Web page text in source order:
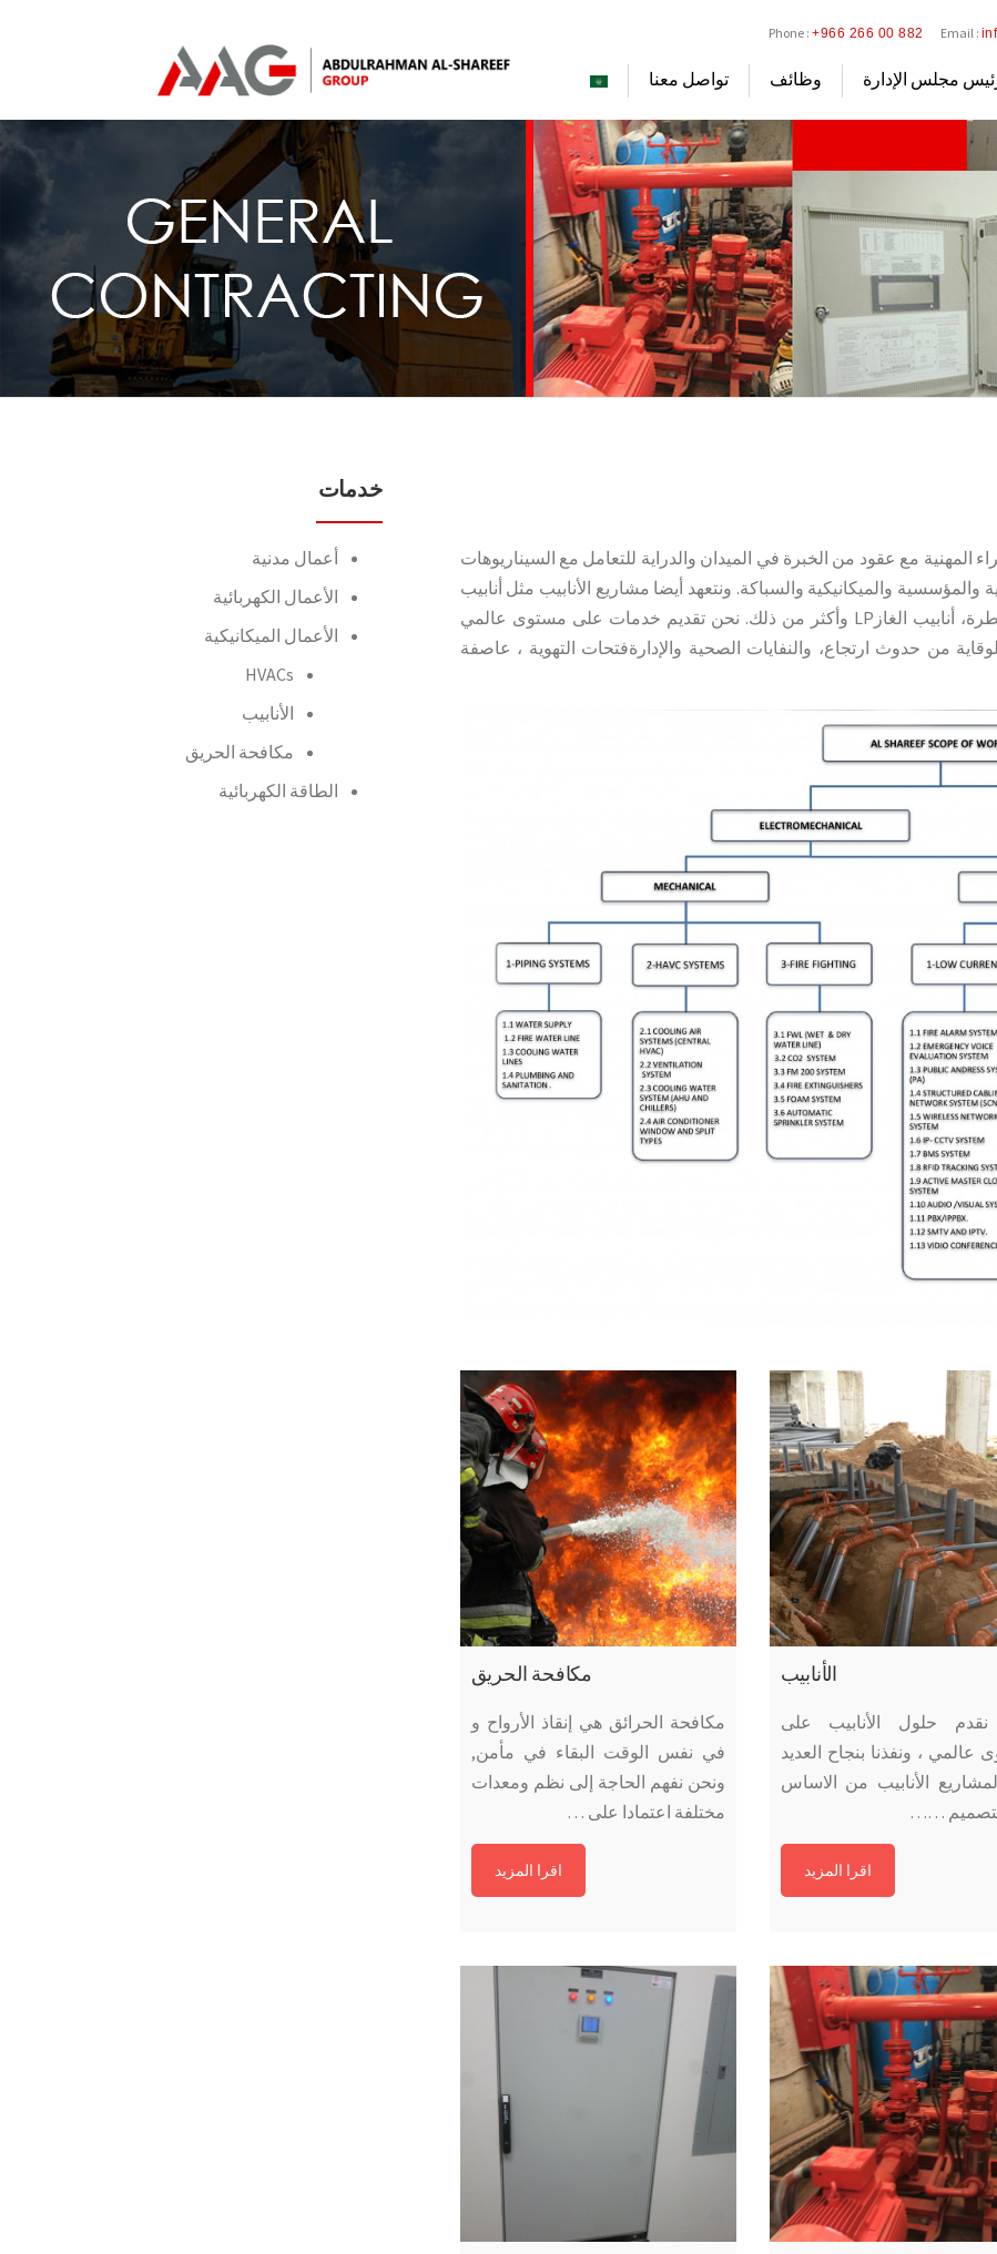
Email :
Phone : +966 266 00 882
تواصل معنا وظائف مجلس الإدارة
خدمات
أعمال مدنية
الأعمال الكهربائية
الأعمال الميكانيكية
HVACs
الأنابيب
مكافحة الحريق
الطاقة الكهربائية
المهنية مع عقود من الخبرة في الميدان والدراية للتعامل مع السيناريوهات
والميكانيكية والسباكة. ونتعهد أيضا مشاريع الأنابيب مثل أنابيب
البخار، والأنابيب الغاز الطبيعي، والأنابيب وقود الخطرة، أنابيب الغازLP وأكثر من ذلك. نحن تقديم خدمات على مستوى عالمي
من حدوث ارتجاع، والنفايات الصحية والإدارةفتحات التهوية ، عاصفة
الأنابيب
حلول الأنابيب على
عالمي ، ونفذنا بنجاح العديد
الأنابيب من الاساس
……
اقرا المزيد
مكافحة الحريق
مكافحة الحرائق هي إنقاذ الأرواح و
في نفس الوقت البقاء في مأمن,
ونحن نفهم الحاجة إلى نظم ومعدات
مختلفة اعتمادا على …
اقرا المزيد